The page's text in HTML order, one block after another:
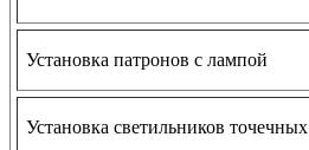
Установка патронов с лампой
Установка светильников точечных